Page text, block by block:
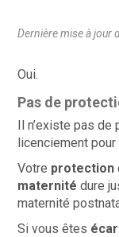
Dernière mise à jour
Oui.
Pas de
Il n’existe pas
licenciement pour
Votre protection
maternité dure
maternité
Si vous êtes